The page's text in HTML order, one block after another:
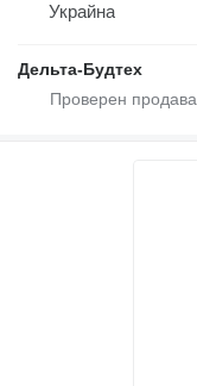
Украйна
Дельта-Будтех